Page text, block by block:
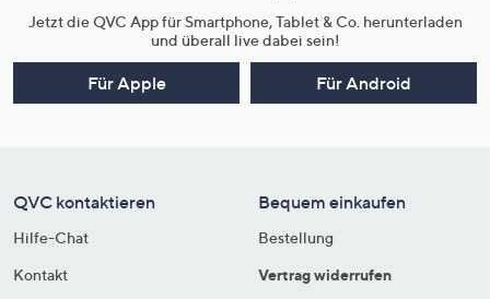
Jetzt die QVC App für Smartphone, Tablet & Co. herunterladen
und überall live dabei sein!
Für Apple Für Android
QVC kontaktieren
Hilfe-Chat
Kontakt
Bequem einkaufen
Bestellung
Vertrag widerrufen